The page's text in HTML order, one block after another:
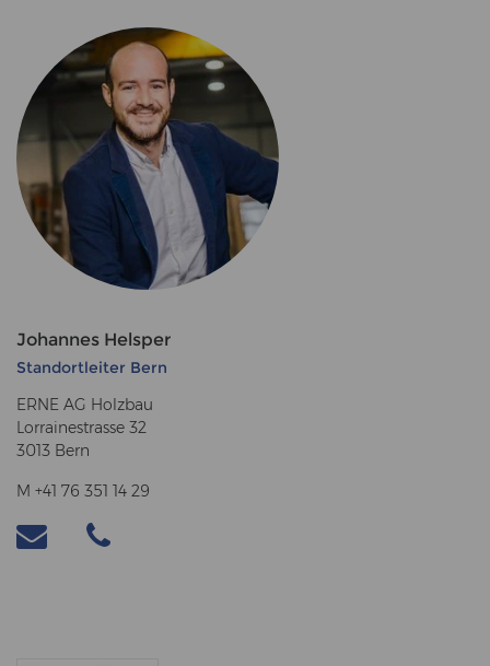
Johannes Helsper
Standortleiter Bern
ERNE AG Holzbau
Lorrainestrasse 32
3013 Bern
M +41 76 351 14 29